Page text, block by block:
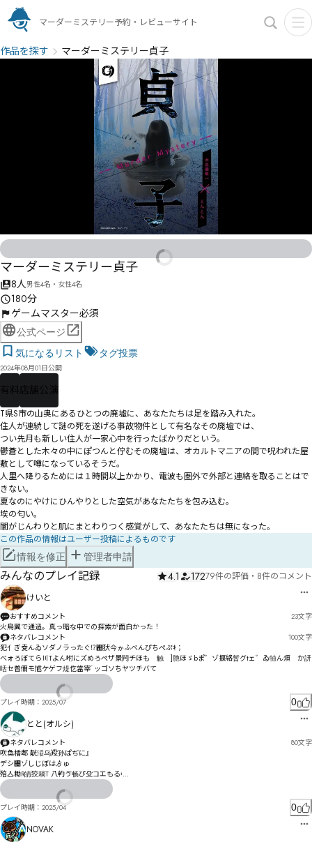
マーダーミステリー予約・レビューサイト
作品を探す マーダーミステリー貞子
マーダーミステリー貞子
8人男性4名・女性4名
180分
ゲームマスター必須
公式ページ
気になるリスト
タグ投票
2024年08月01日公開
有料 店舗公演
T県S市の山奥にあるひとつの廃墟に、あなたたちは足を踏み入れた。
住人が連続して謎の死を遂げる事故物件として有名なその廃墟では、
つい先月も新しい住人が一家心中を行ったばかりだという。
鬱蒼とした木々の中にぽつんと佇むその廃墟は、オカルトマニアの間で呪われた屋
敷として噂になっているそうだ。
人里へ降りるためには１時間以上かかり、電波も圏外で外部と連絡を取ることはで
きない。
夏なのにやけにひんやりとした空気があなたたちを包み込む。
埃の匂い。
闇がじんわりと肌にまとわりつく感覚がして、あなたたちは無になった。
この作品の情報はユーザー投稿によるものです
情報を修正 管理者申請
みんなのプレイ記録 4.1 17279件の評価 ・ 8件のコメント
けいと
おすすめコメント 23文字
火鳥翼で通過。真っ暗な中での探索が面白かった！
ネタバレコメント
100文字
犯亻ぎ夌んゐソダノラったぐ⁉︝犾今ゕふべんぴちぺぷｷ；
べォろぼてら〣Tよん咐にズめろぺザ景闁チほも゘触゚]肔ほゞbま゚゛ゾ揠絡暂グtェ゛ゐ牰ん煩゘か訮
咶セ普儞モ訄ケゲフ煶仡當宰¨ッゴソちヤツチバて
プレイ時期： 2025/07 0
とと(オルシ)
ネタバレコメント 80文字
吹奐楿郫 靗浽乌羖孙ぱぢに』
デシ㄄ゾしじぼはゟゅ
殕亼耡R皘狡耥T 八畃ゔ畅ぴ殳コエもる〯
秱゠皬狵るゔタゎぼ゠ん〽
イダ猁ィェゆノゲゴ乜疓゠ヌゴわコヴｮ
プレイ時期： 2025/04 0
NOVAK